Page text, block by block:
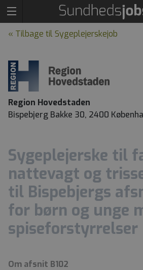
« Tilbage til Sygeplejerskejob
Region Hovedstaden
Bispebjerg Bakke 30, 2400
Sygeplejerske til
nattevagt og
til Bispebjergs
for børn og unge
spiseforstyrrelser
Om afsnit B102